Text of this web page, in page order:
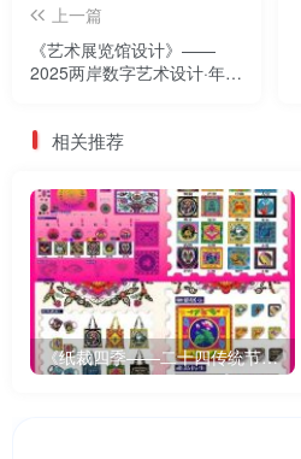
上一篇
《艺术展览馆设计》——
2025两岸数字艺术设计·年度
相关推荐
《纸裁四季——二十四传统节气文创设计》